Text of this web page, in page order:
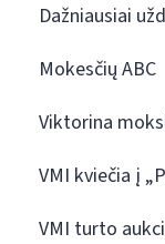
Dažniausiai
Mokesčių ABC
Viktorina
VMI kviečia į
VMI turto